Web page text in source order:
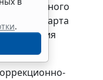
стандарта
.